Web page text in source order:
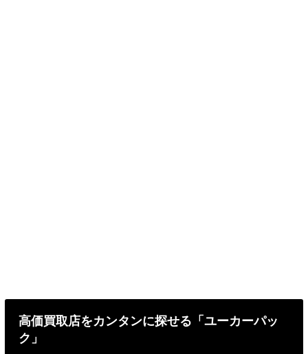
高価買取店をカンタンに探せる「ユーカーパッ
ク」